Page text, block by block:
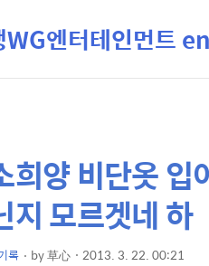
WG엔터테인먼
희양 비단옷
지 모르겟네 하
록 by草心 2013. 3. 22. 00:21